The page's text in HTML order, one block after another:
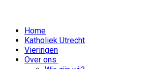
Home
Katholiek Utrecht
Vieringen
Over ons